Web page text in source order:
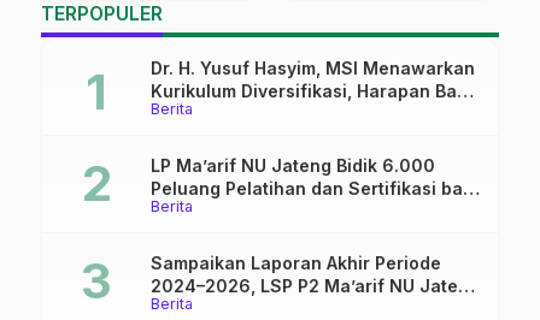
TERPOPULER
Berita
Dr. H. Yusuf Hasyim, MSI Menawarkan
Kurikulum Diversifikasi, Harapan Baru
dalam dunia pendidikan
Berita
LP Ma’arif NU Jateng Bidik 6.000
Peluang Pelatihan dan Sertifikasi bagi
Lulusan SMK
Berita
Sampaikan Laporan Akhir Periode
2024–2026, LSP P2 Ma’arif NU Jateng
Mantapkan Sinergi Link and Match